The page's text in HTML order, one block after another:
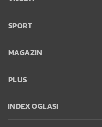
SPORT
MAGAZIN
PLUS
INDEX OGLASI